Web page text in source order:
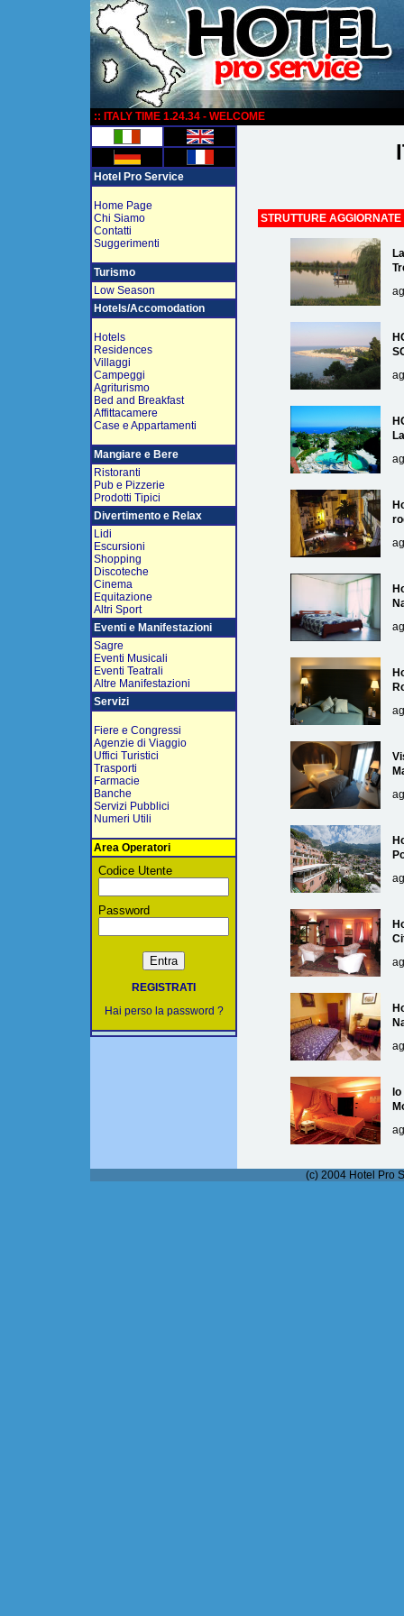
:: ITALY TIME 1.24.34 - WELCOME
Hotel Pro Service
Home Page
Chi Siamo
Contatti
Suggerimenti
Turismo
Low Season
Hotels/Accomodation
Hotels
Residences
Villaggi
Campeggi
Agriturismo
Bed and Breakfast
Affittacamere
Case e Appartamenti
Mangiare e Bere
Ristoranti
Pub e Pizzerie
Prodotti Tipici
Divertimento e Relax
Lidi
Escursioni
Shopping
Discoteche
Cinema
Equitazione
Altri Sport
Eventi e Manifestazioni
Sagre
Eventi Musicali
Eventi Teatrali
Altre Manifestazioni
Servizi
Fiere e Congressi
Agenzie di Viaggio
Uffici Turistici
Trasporti
Farmacie
Banche
Servizi Pubblici
Numeri Utili
Area Operatori
Codice Utente
Password
REGISTRATI
Hai perso la password ?
STRUTTURE
(c) 2004 Hotel Pro